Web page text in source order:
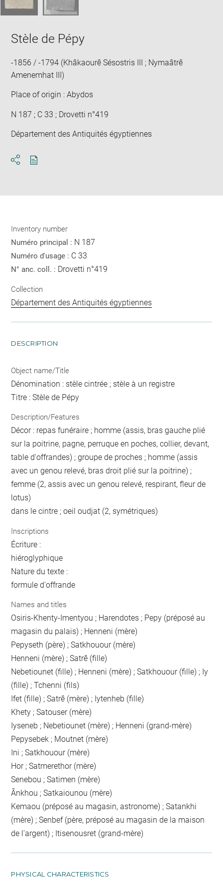
Stèle de Pépy
-1856 / -1794 (Khâkaourê Sésostris III ; Nymaâtrê
Amenemhat III)
Place of origin : Abydos
N 187 ; C 33 ; Drovetti n°419
Département des Antiquités égyptiennes
Inventory number
Numéro principal : N 187
Numéro d'usage : C 33
N° anc. coll. : Drovetti n°419
Collection
Département des Antiquités égyptiennes
DESCRIPTION
Object name/Title
Dénomination : stèle cintrée ; stèle à un registre
Titre : Stèle de Pépy
Description/Features
Décor : repas funéraire ; homme (assis, bras gauche plié
sur la poitrine, pagne, perruque en poches, collier, devant,
table d'offrandes) ; groupe de proches ; homme (assis
avec un genou relevé, bras droit plié sur la poitrine) ;
femme (2, assis avec un genou relevé, respirant, fleur de
lotus)
dans le cintre ; oeil oudjat (2, symétriques)
Inscriptions
Écriture :
hiéroglyphique
Nature du texte :
formule d'offrande
Names and titles
Osiris-Khenty-Imentyou ; Harendotes ; Pepy (préposé au
magasin du palais) ; Henneni (mère)
Pepyseth (père) ; Satkhouour (mère)
Henneni (mère) ; Satrê (fille)
Nebetiounet (fille) ; Henneni (mère) ; Satkhouour (fille) ; Iy
(fille) ; Tchenni (fils)
Ifet (fille) ; Satrê (mère) ; Iytenheb (fille)
Khety ; Satouser (mère)
Iyseneb ; Nebetiounet (mère) ; Henneni (grand-mère)
Pepysebek ; Moutnet (mère)
Ini ; Satkhouour (mère)
Hor ; Satmerethor (mère)
Senebou ; Satimen (mère)
Ânkhou ; Satkaiounou (mère)
Kemaou (préposé au magasin, astronome) ; Satankhi
(mère) ; Senbef (père, préposé au magasin de la maison
de l'argent) ; Itisenousret (grand-mère)
PHYSICAL CHARACTERISTICS